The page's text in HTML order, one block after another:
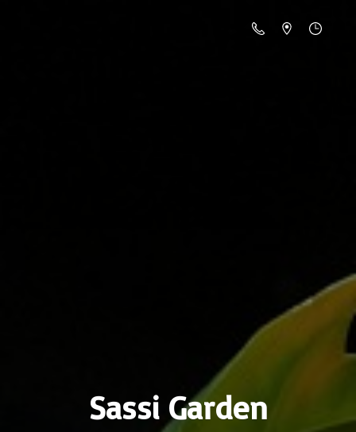
Sassi Garden